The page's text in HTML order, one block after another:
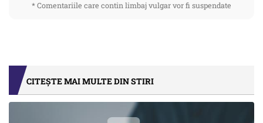
* Comentariile care contin limbaj vulgar vor fi suspendate
CITEȘTE MAI MULTE DIN STIRI